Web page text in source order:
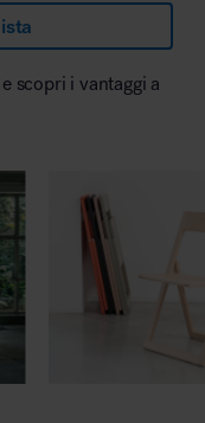
e scopri i vantaggi a